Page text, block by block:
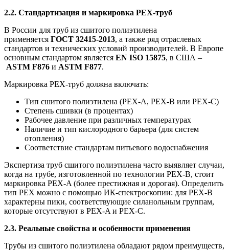
2.2. Стандартизация и маркировка PEX-труб
В России для труб из сшитого полиэтилена
применяется ГОСТ 32415-2013, а также ряд отраслевых
стандартов и технических условий производителей. В Европе
основным стандартом является EN ISO 15875, в США –
ASTM F876 и ASTM F877.
Маркировка PEX-труб должна включать:
Тип сшитого полиэтилена (PEX-A, PEX-B или PEX-C)
Степень сшивки (в процентах)
Рабочее давление при различных температурах
Наличие и тип кислородного барьера (для систем
отопления)
Соответствие стандартам питьевого водоснабжения
Экспертиза труб сшитого полиэтилена часто выявляет случаи,
когда на трубе, изготовленной по технологии PEX-B, стоит
маркировка PEX-A (более престижная и дорогая). Определить
тип PEX можно с помощью ИК-спектроскопии: для PEX-B
характерны пики, соответствующие силанольным группам,
которые отсутствуют в PEX-A и PEX-C.
2.3. Реальные свойства и особенности применения
Трубы из сшитого полиэтилена обладают рядом преимуществ,